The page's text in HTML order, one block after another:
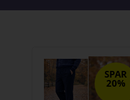
SPAR
20%